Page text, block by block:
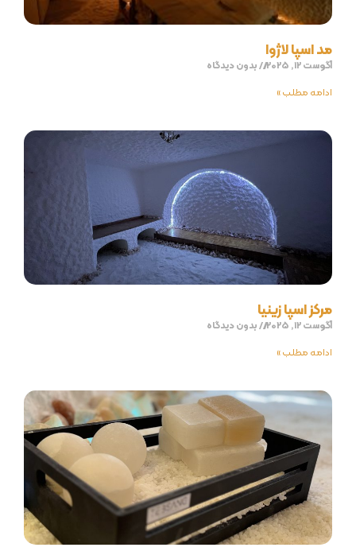
مد اسپا لاژوا
آگوست 12, 2025
بدون دیدگاه
ادامه مطلب »
مرکز اسپا زینیا
آگوست 12, 2025
بدون دیدگاه
ادامه مطلب »